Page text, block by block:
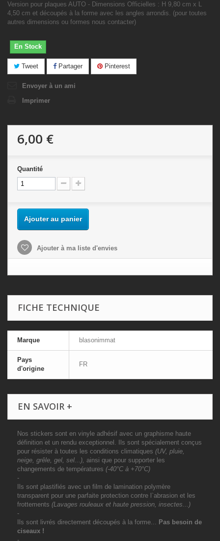
Version pour plaques AUTO - Dimensions Officielles : H 9,80 cm x L
4,50 cm et découpés à la forme avec les angles arrondis. (pour toutes
autres dimensions ou formes nous contacter)
En Stock
Tweet Partager Pinterest
Envoyer à un ami
Imprimer
6,00 €
Quantité
Ajouter au panier
Ajouter à ma liste d'envies
FICHE TECHNIQUE
Marque blasonimmat
Pays
d'origine
FR
EN SAVOIR +
Nos stickers sont en vinyle adhésif avec un graphisme haute
définition et un rendu exceptionnel. Ils sont spécialement conçus
pour résister à toutes les conditions climatiques (UV, pluie,
neige, grêle, gel, sel...), ainsi que pour supporter les
changements de températures (-40°C à +70°C)
-
Ils sont plastifiés avec un film de lamination polymère
transparent pour une parfaite protection contre l`abrasion et les
frottements (Lavages rouleaux et haute pression, insectes...)
-
Ils sont livrés directement découpés à la forme... Pas besoin de
ciseaux !